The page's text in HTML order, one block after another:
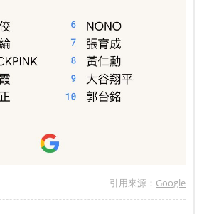
引用來源： Google